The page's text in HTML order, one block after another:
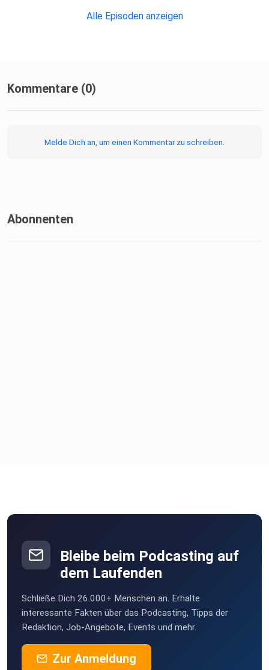
Alle Episoden anzeigen
Kommentare (0)
Melde Dich an, um einen Kommentar zu schreiben.
Abonnenten
Bleibe beim Podcasting auf
dem Laufenden
Schließe Dich 26.000+ Menschen an. Erhalte
interessante Fakten über das Podcasting, Tipps der
Redaktion, Job-Angebote, Events und mehr.
Zur Anmeldung